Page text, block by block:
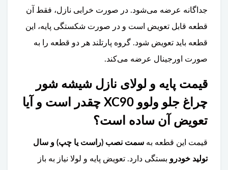
جداگانه عرضه می‌شود. در صورت خرابی نازل، فقط آن
قطعه قابل تعویض است و در صورت شکستگی پایه، این
قطعه باید تعویض شود. گروه پارتلند هر دو قطعه را به
صورت اورجینال عرضه می‌کند.
قیمت پایه و لولای نازل شیشه شور
چراغ جلو ولوو XC90 چقدر است و آیا
تعویض آن ساده است؟
قیمت این قطعه به سمت نصب (راست یا چپ) و سال
تولید خودرو بستگی دارد. تعویض پایه و لولا نیاز به باز